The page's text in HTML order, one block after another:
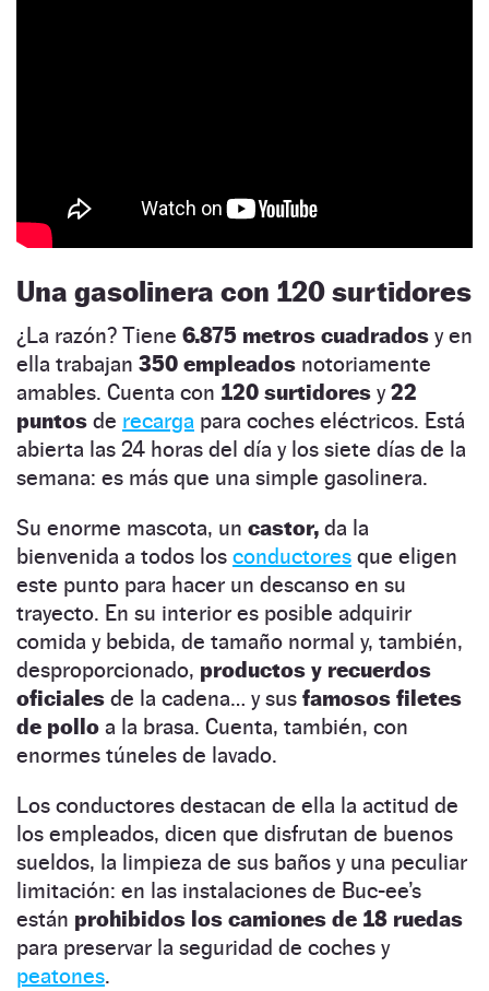
Una gasolinera con 120 surtidores
¿La razón? Tiene 6.875 metros cuadrados y en
ella trabajan 350 empleados notoriamente
amables. Cuenta con 120 surtidores y22
puntos de recarga para coches eléctricos. Está
abierta las 24 horas del día y los siete días de la
semana: es más que una simple gasolinera.
Su enorme mascota, un castor, da la
bienvenida a todos los conductores que eligen
este punto para hacer un descanso en su
trayecto. En su interior es posible adquirir
comida y bebida, de tamaño normal y, también,
desproporcionado, productos y recuerdos
oficiales de la cadena… y sus famosos filetes
de pollo a la brasa. Cuenta, también, con
enormes túneles de lavado.
Los conductores destacan de ella la actitud de
los empleados, dicen que disfrutan de buenos
sueldos, la limpieza de sus baños y una peculiar
limitación: en las instalaciones de Buc-ee’s
están prohibidos los camiones de 18 ruedas
para preservar la seguridad de coches y
peatones.